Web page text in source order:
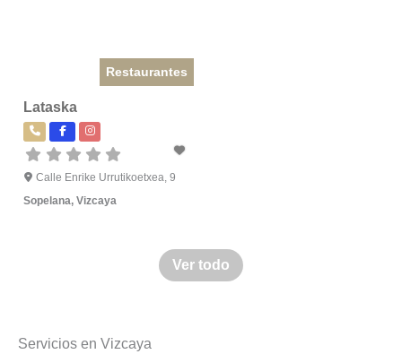
Restaurantes
Lataska
Calle Enrike Urrutikoetxea, 9
Sopelana, Vizcaya
Ver todo
Servicios en Vizcaya